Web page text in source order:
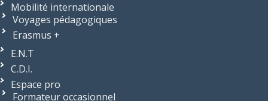
Mobilité internationale
Voyages pédagogiques
Erasmus +
E.N.T
C.D.I.
Espace pro
Formateur occasionnel